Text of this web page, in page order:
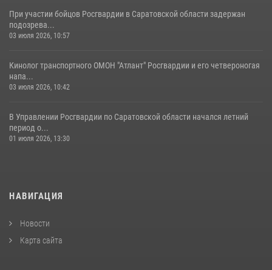
При участии бойцов Росгвардии в Саратовской области задержан
подозрева...
03 июля 2026, 10:57
Кинолог транспортного ОМОН "Атлант" Росгвардии и его четвероногая
напа...
03 июля 2026, 10:42
В Управлении Росгвардии по Саратовской области начался летний
период о...
01 июля 2026, 13:30
НАВИГАЦИЯ
Новости
Карта сайта